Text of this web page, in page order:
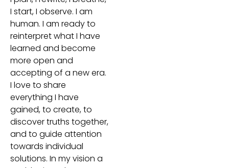
I start, I observe. I am
human. I am ready to
reinterpret what I have
learned and become
more open and
accepting of a new era.
I love to share
everything I have
gained, to create, to
discover truths together,
and to guide attention
towards individual
solutions. In my vision a